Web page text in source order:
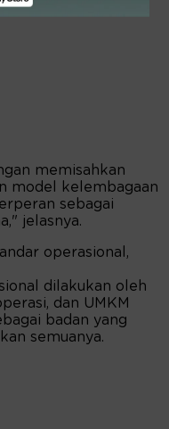
memisahkan
model kelembagaan
sebagai
jelasnya.
operasional,
dilakukan oleh
dan UMKM
badan yang
semuanya.